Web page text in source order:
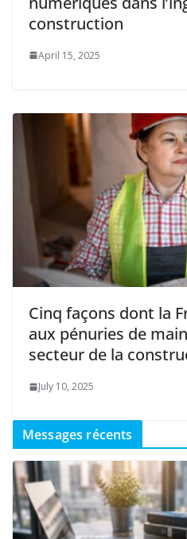
construction
April 15, 2025
Cinq façons dont la
aux pénuries de
secteur de la
July 10, 2025
Messages récents